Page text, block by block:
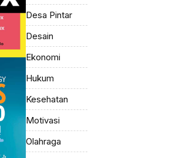
Desa Pintar
Desain
Ekonomi
Hukum
Kesehatan
Motivasi
Olahraga